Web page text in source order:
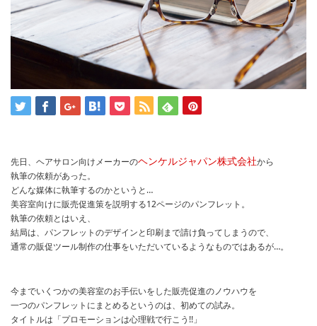
先日、ヘアサロン向けメーカーのヘンケルジャパン株式会社から
執筆の依頼があった。
どんな媒体に執筆するのかというと…
美容室向けに販売促進策を説明する12ページのパンフレット。
執筆の依頼とはいえ、
結局は、パンフレットのデザインと印刷まで請け負ってしまうので、
通常の販促ツール制作の仕事をいただいているようなものではあるが…。
今までいくつかの美容室のお手伝いをした販売促進のノウハウを
一つのパンフレットにまとめるというのは、初めての試み。
タイトルは「プロモーションは心理戦で行こう!!」